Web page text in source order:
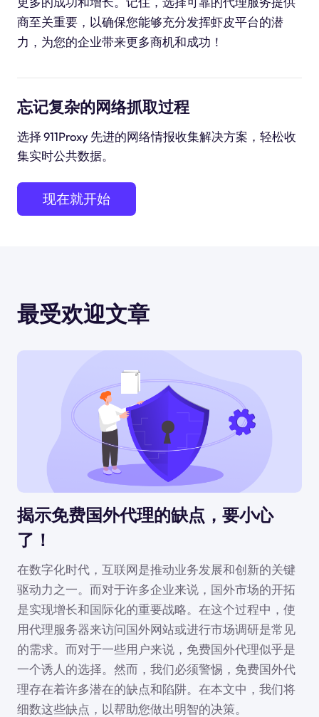
商至关重要，以确保您能够充分发挥虾皮平台的潜
力，为您的企业带来更多商机和成功！
忘记复杂的网络抓取过程
选择 911Proxy 先进的网络情报收集解决方案，轻松收
集实时公共数据。
现在就开始
最受欢迎文章
揭示免费国外代理的缺点，要小心
了！
在数字化时代，互联网是推动业务发展和创新的关键
驱动力之一。而对于许多企业来说，国外市场的开拓
是实现增长和国际化的重要战略。在这个过程中，使
用代理服务器来访问国外网站或进行市场调研是常见
的需求。而对于一些用户来说，免费国外代理似乎是
一个诱人的选择。然而，我们必须警惕，免费国外代
理存在着许多潜在的缺点和陷阱。在本文中，我们将
细数这些缺点，以帮助您做出明智的决策。